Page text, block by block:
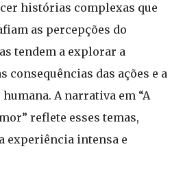
histórias complexas que
as percepções do
tendem a explorar a
consequências das ações e a
A narrativa em “A
reflete esses temas,
experiência intensa e